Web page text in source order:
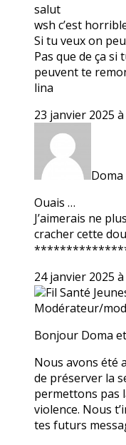
salut
wsh c’est
Si tu veux on
Pas que de ça si
peuvent te
lina
23 janvier 2025
Doma
Ouais …
J’aimerais ne
cracher cette
24 janvier 2025
Fil Santé
Modérateur/
Bonjour Doma
Nous avons été
de préserver la
permettons pas
violence. Nous
tes futurs